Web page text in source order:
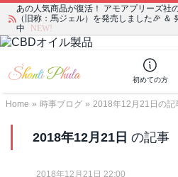
あの人気商品が復活！ アモアプリーズ社
（旧称：馬ジェル）を発売しました🎉
中
NEW!
初めての方
Home » 時事ブログ » 2018年12月21日の記
2018年12月21日 の記事
2018年12月21日 22:00